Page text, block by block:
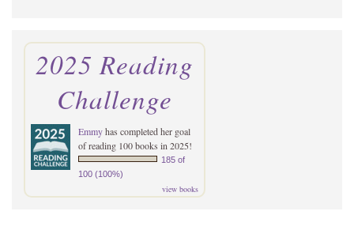
2025 Reading
Challenge
Emmyhas completed her goal
of reading 100 books in 2025!
185 of
100 (100%)
view books